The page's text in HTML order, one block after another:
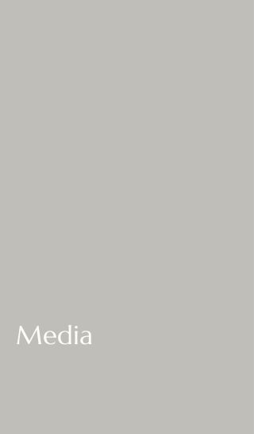
Media